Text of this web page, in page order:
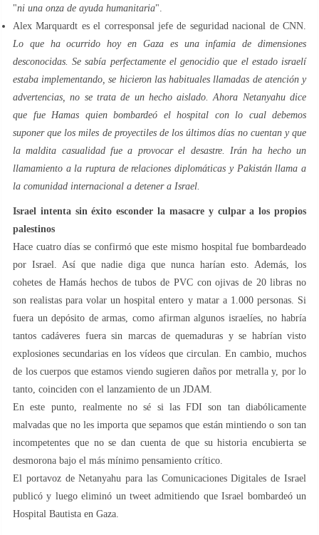
"ni una onza de ayuda humanitaria".
Alex Marquardt es el corresponsal jefe de seguridad nacional de CNN.
Lo que ha ocurrido hoy en Gaza es una infamia de dimensiones
desconocidas. Se sabía perfectamente el genocidio que el estado israelí
estaba implementando, se hicieron las habituales llamadas de atención y
advertencias, no se trata de un hecho aislado. Ahora Netanyahu dice
que fue Hamas quien bombardeó el hospital con lo cual debemos
suponer que los miles de proyectiles de los últimos días no cuentan y que
la maldita casualidad fue a provocar el desastre. Irán ha hecho un
llamamiento a la ruptura de relaciones diplomáticas y Pakistán llama a
la comunidad internacional a detener a Israel.
Israel intenta sin éxito esconder la masacre y culpar a los propios
palestinos
Hace cuatro días se confirmó que este mismo hospital fue bombardeado
por Israel. Así que nadie diga que nunca harían esto. Además, los
cohetes de Hamás hechos de tubos de PVC con ojivas de 20 libras no
son realistas para volar un hospital entero y matar a 1.000 personas. Si
fuera un depósito de armas, como afirman algunos israelíes, no habría
tantos cadáveres fuera sin marcas de quemaduras y se habrían visto
explosiones secundarias en los vídeos que circulan. En cambio, muchos
de los cuerpos que estamos viendo sugieren daños por metralla y, por lo
tanto, coinciden con el lanzamiento de un JDAM.
En este punto, realmente no sé si las FDI son tan diabólicamente
malvadas que no les importa que sepamos que están mintiendo o son tan
incompetentes que no se dan cuenta de que su historia encubierta se
desmorona bajo el más mínimo pensamiento crítico.
El portavoz de Netanyahu para las Comunicaciones Digitales de Israel
publicó y luego eliminó un tweet admitiendo que Israel bombardeó un
Hospital Bautista en Gaza.